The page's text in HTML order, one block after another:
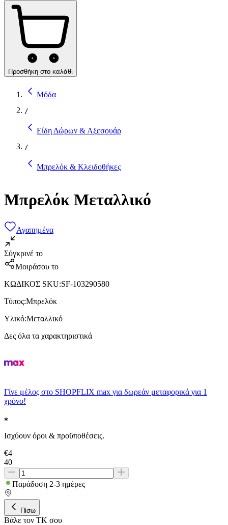
Προσθήκη στο καλάθι
Μόδα
/
Είδη Δώρων & Αξεσουάρ
/
Μπρελόκ & Κλειδοθήκες
Μπρελόκ Μεταλλικό
Αγαπημένα
Σύγκρινέ το
Μοιράσου το
ΚΩΔΙΚΟΣ SKU:SF-103290580
Τύπος:Μπρελόκ
Υλικό:Μεταλλικό
Δες όλα τα χαρακτηριστικά
Γίνε μέλος στο SHOPFLIX max για δωρεάν μεταφορικά για 1
χρόνο!
Ισχύουν όροι & προϋποθέσεις.
€4
40
Παράδοση 2-3 ημέρες
Πίσω
Βάλε τον ΤΚ σου